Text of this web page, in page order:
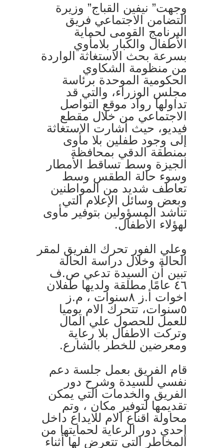
وجهت” نيفين القباج” وزيرة
التضامن الاجتماعي فريق
البرنامج القومى لحماية
الأطفال والكبار بلامأوي
بسرعة بحث الاستغاثة الواردة
من منظومة الشكاوي
الحكومية الموحدة برئاسة
مجلس الوزراء، والتي قد
تداولها رواد موقع التواصل
الاجتماعي من خلال مقطع
فيديو، حيث أشارت الاستغاثة
إلى وجود طفلين بلا مأوى
بمنطقة الدقي بمحافظة
الجيزة وسط تساقط الأمطار
وسوء حالة الطقس وسط
تعاطف شديد من المواطنين
وبعض وسائل الإعلام التي
تناشد المسؤولين بتوفير مأوى
لهؤلاء الأطفال.
وعلي الفور تحرك الفريق لمقر
الحالة وخلال دراسة الحالة
تبين أن السيدة تدعي ص.ف
٤٦ عامًا مطلقة ولديها طفلان
اخوات أ.ز ٨سنوات ، م.ز
٥سنوات، تتحرك الام يوميا
للعمل للحصول علي المال
وتركت الاطفال بلا رعاية
ومعرضين للخطر بالشارع.
قام الفريق بعمل جلسة دعم
نفسي للسيدة وشرح دور
الفريق والخدمات التي يمكن
تقديمها لتوفير مكان ، وتم
محاولة اقناع الام للايداع داخل
إحدي دور الرعاية لحمايتها من
المخاطر التي تتعرض لها أثناء